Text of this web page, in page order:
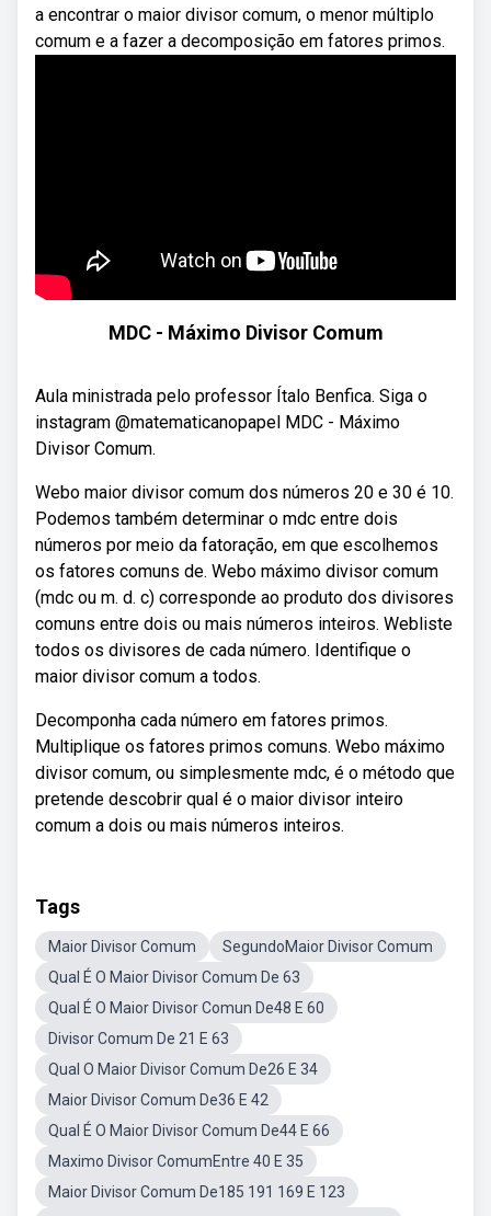
a encontrar o maior divisor comum, o menor múltiplo
comum e a fazer a decomposição em fatores primos.
MDC - Máximo Divisor Comum
Aula ministrada pelo professor Ítalo Benfica. Siga o
instagram @matematicanopapel MDC - Máximo
Divisor Comum.
Webo maior divisor comum dos números 20 e 30 é 10.
Podemos também determinar o mdc entre dois
números por meio da fatoração, em que escolhemos
os fatores comuns de. Webo máximo divisor comum
(mdc ou m. d. c) corresponde ao produto dos divisores
comuns entre dois ou mais números inteiros. Webliste
todos os divisores de cada número. Identifique o
maior divisor comum a todos.
Decomponha cada número em fatores primos.
Multiplique os fatores primos comuns. Webo máximo
divisor comum, ou simplesmente mdc, é o método que
pretende descobrir qual é o maior divisor inteiro
comum a dois ou mais números inteiros.
Tags
Maior Divisor Comum
SegundoMaior Divisor Comum
Qual É O Maior Divisor Comum De 63
Qual É O Maior Divisor Comun De48 E 60
Divisor Comum De 21 E 63
Qual O Maior Divisor Comum De26 E 34
Maior Divisor Comum De36 E 42
Qual É O Maior Divisor Comum De44 E 66
Maximo Divisor ComumEntre 40 E 35
Maior Divisor Comum De185 191 169 E 123